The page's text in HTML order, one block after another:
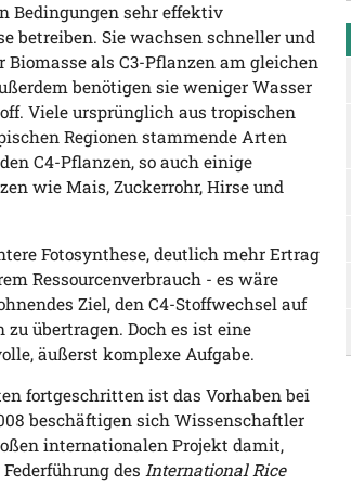
Bedingungen sehr effektiv
betreiben. Sie wachsen schneller und
Biomasse als C3-Pflanzen am gleichen
benötigen sie weniger Wasser
Viele ursprünglich aus tropischen
Regionen stammende Arten
C4-Pflanzen, so auch einige
wie Mais, Zuckerrohr, Hirse und
Fotosynthese, deutlich mehr Ertrag
Ressourcenverbrauch - es wäre
Ziel, den C4-Stoffwechsel auf
zu übertragen. Doch es ist eine
äußerst komplexe Aufgabe.
fortgeschritten ist das Vorhaben bei
beschäftigen sich Wissenschaftler
internationalen Projekt damit,
des International Rice